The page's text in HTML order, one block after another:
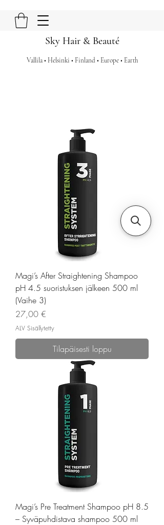
Sky Hair & Beauté
Vallila • Helsinki • Finland • Europe • Earth
Magi’s After Straightening Shampoo
pH 4.5 suoristuksen jälkeen 500 ml
(Vaihe 3)
Hinta
27,00 €
ALV Sisällytetty
Tilapäisesti loppu
Magi’s Pre Treatment Shampoo pH 8.5
– Syväpuhdistava shampoo 500 ml